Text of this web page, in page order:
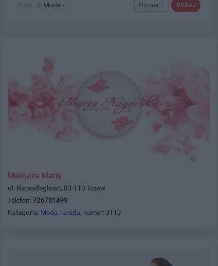
DODAJ
Numer ↑
Start Moda i...
Makijaże Marty
ul. Niepodległości, 83-110 Tczew
Telefon: 726701499
Kategoria: Moda i uroda, numer: 3113